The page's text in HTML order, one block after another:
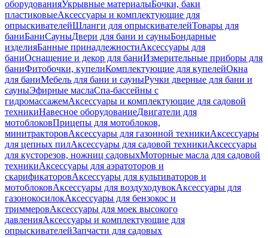
оборудованияУкрывные материалыБочки, баки
пластиковыеАксессуары и комплектующие для
опрыскивателейШланги для опрыскивателейТовары для
баниБаниСауныДвери для бани и сауныБондарные
изделияБанные принадлежностиАксессуары для
баниОснащение и декор для баниИзмерительные приборы для
баниФитобочки, купелиКомплектующие для купелейОкна
для баниМебель для бани и сауныРучки дверные для бани и
сауныЭфирные маслаСпа-бассейны с
гидромассажемАксессуары и комплектующие для садовой
техникиНавесное оборудованиеДвигатели для
мотоблоковПрицепы для мотоблоков,
минитракторовАксессуары для газонной техникиАксессуары
для цепных пилАксессуары для садовой техникиАксессуары
для кусторезов, ножниц садовыхМоторные масла для садовой
техникиАксессуары для аэратоторов и
скарификаторовАксессуары для культиваторов и
мотоблоковАксессуары для воздуходувокАксессуары для
газонокосилокАксессуары для бензокос и
триммеровАксессуары для моек высокого
давленияАксессуары и комплектующие для
опрыскивателейЗапчасти для садовых